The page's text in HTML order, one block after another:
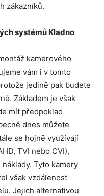
zákazníků.
systémů Kladno
kamerového
vám i v tomto
jedině pak budete
Základem je však
mít předpoklad
dnes můžete
se hojně využívají
TVI nebo CVI),
Tyto kamery
však vzdálenost
Jejich alternativou